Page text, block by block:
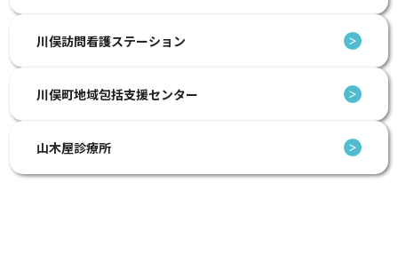
＞
川俣訪問看護ステーション
＞
川俣町地域包括支援センター
＞
山木屋診療所